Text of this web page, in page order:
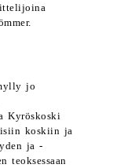
jo
Kyröskoski
koskiin ja
ja -
teoksessaan